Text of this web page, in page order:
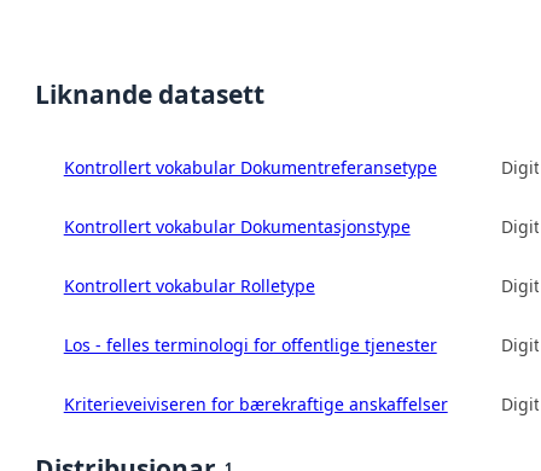
Liknande datasett
Kontrollert vokabular Dokumentreferansetype
Kontrollert vokabular Dokumentasjonstype
Kontrollert vokabular Rolletype
Los - felles terminologi for offentlige tjenester
Kriterieveiviseren for bærekraftige anskaffelser